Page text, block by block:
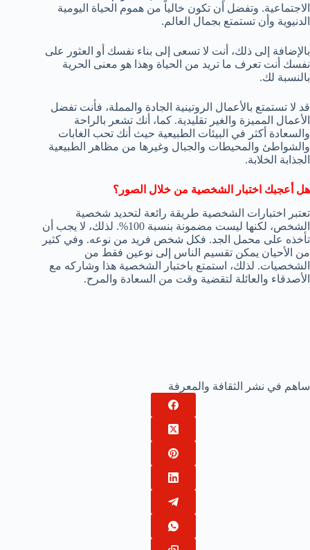
الاجتماعية. وتفضل أن تكون خالياً من هموم الحياة اليومية
الدنيوية وأن تستمتع بجمال العالم.
بالإضافة إلى ذلك، أنت لا تسعى إلى بناء نفسك أو العثور على
نفسك أنت تعرف ما تريد من الحياة وهذا هو معنى الحرية
بالنسبة لك.
قد لا تستمتع بالأعمال الروتينية الجادة والمملة، فأنت تفضل
الأعمال المميزة والغير تقليدية. كما، أنك تشعر بالراحة
والسعادة أكثر في البيئات الطبيعية حيث أنك تحب الغابات
والشواطئ والمحيطات والجبال وغيرها من مظاهر الطبيعية
الجذابة الخلابة.
هل أعجبك اختبار الشخصية من خلال الصور؟
تعتبر اختبارات الشخصية طريقة رائعة لتحديد شخصية
الشخص، لكنها ليست مضمونة بنسبة 100%. لذلك، لا يجب أن
تأخذه على محمل الجد. فكل شخص فريد من نوعه. وفي كثير
من الأحيان يمكن تقسيم الناس إلى نوعين فقط من
الشخصيات. لذلك، استمتع باختبار الشخصية هذا وشاركه مع
الأصدقاء والعائلة لتقضية وقت من السعادة والمرح.
ساهم في نشر الثقافة والمعرفة